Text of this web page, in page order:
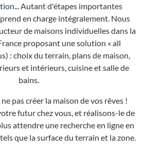
... Autant d'étapes importantes
en charge intégralement. Nous
de maisons individuelles dans la
proposant une solution « all
: choix du terrain, plans de maison,
et intérieurs, cuisine et salle de
bains.
pas créer la maison de vos rêves !
futur chez vous, et réalisons-le de
attendre une recherche en ligne en
que la surface du terrain et la zone.